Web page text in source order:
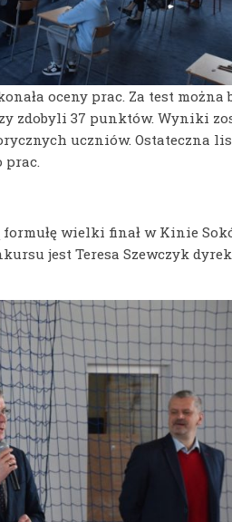
oceny prac. Za test można
zdobyli 37 punktów. Wyniki
uczniów. Ostateczna
prac.
wielki finał w Kinie
jest Teresa Szewczyk